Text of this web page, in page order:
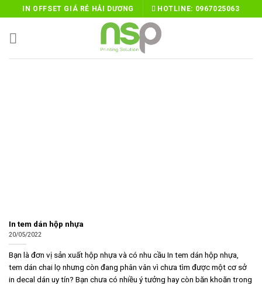
to
content
IN OFFSET GIÁ RẺ HẢI DƯƠNG HOTLINE: 0967025063
In tem dán hộp nhựa
20/05/2022
Bạn là đơn vị sản xuất hộp nhựa và có nhu cầu In tem dán hộp nhựa,
tem dán chai lọ nhưng còn đang phân vân vì chưa tìm được một cơ sở
in decal dán uy tín? Bạn chưa có nhiều ý tưởng hay còn băn khoăn trong